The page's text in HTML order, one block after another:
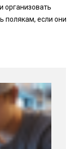
организовать
если они